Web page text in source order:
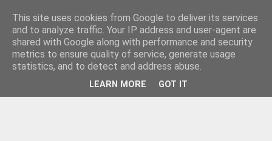
This site uses cookies from Google to deliver its services
and to analyze traffic. Your IP address and user-agent are
shared with Google along with performance and security
metrics to ensure quality of service, generate usage
statistics, and to detect and address abuse.
LEARN MORE GOT IT